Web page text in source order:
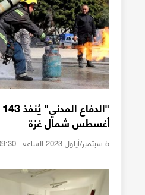
أغسطس شمال غزة
5 سبتمبر/أيلول 2023 الساعة . 09:30 ص